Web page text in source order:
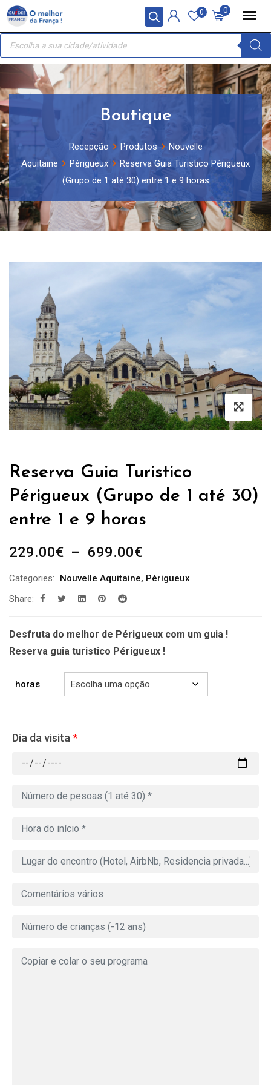
Painel de Gerenciamento de Cookies
Skip
content
0
0
Recherche
produits
Boutique
Recepção Produtos
Nouvelle
Aquitaine
Périgueux
Reserva Guia Turistico Périgueux
(Grupo de 1 até 30) entre 1 e 9 horas
Reserva Guia Turistico
Périgueux (Grupo de 1 até 30)
entre 1 e 9 horas
229.00€ – 699.00€Plage
prix :
699.00€
Categories: Nouvelle Aquitaine, Périgueux
Share:
Desfruta do melhor de Périgueux com um guia !
Reserva guia turistico Périgueux !
horas
Dia da visita *